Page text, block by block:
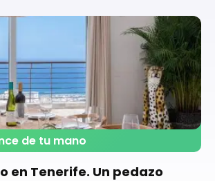
de tu mano
en Tenerife. Un pedazo